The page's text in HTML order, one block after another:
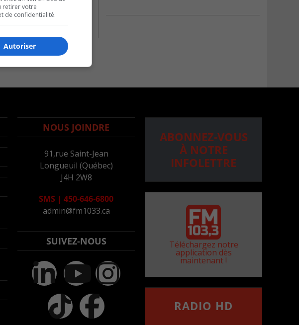
NOUS JOINDRE
91,rue Saint-Jean
Longueuil (Québec)
J4H 2W8
SMS | 450-646-6800
admin@fm1033.ca
SUIVEZ-NOUS
ABONNEZ-VOUS
À NOTRE
INFOLETTRE
Téléchargez notre
application dès
maintenant !
RADIO HD
retirer votre
de confidentialité.
Autoriser